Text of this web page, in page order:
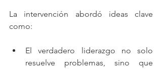
La intervención abordó ideas clave
como:
El verdadero liderazgo no solo
resuelve problemas, sino que